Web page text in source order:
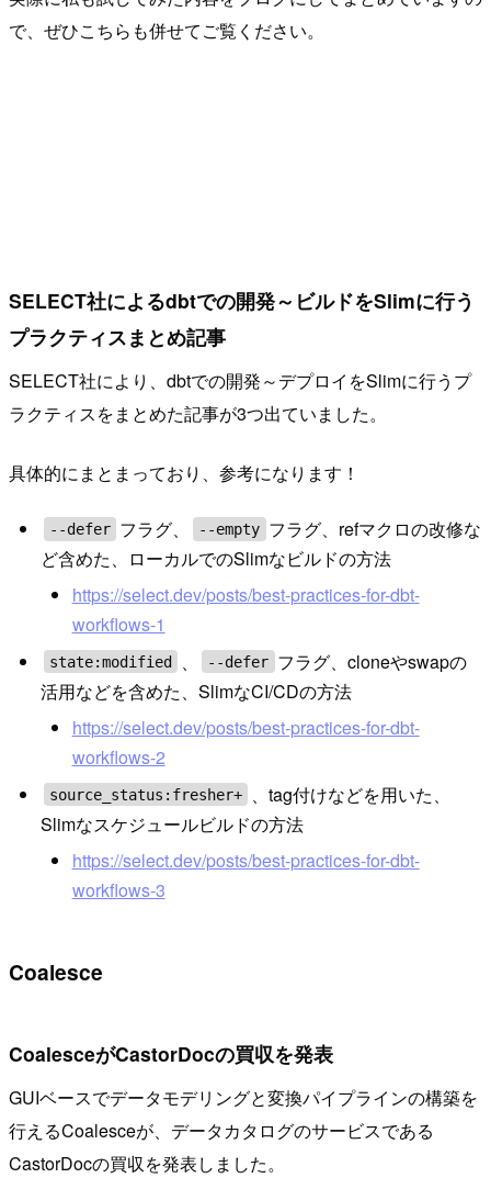
で、ぜひこちらも併せてご覧ください。
SELECT社によるdbtでの開発～ビルドをSlimに行う
プラクティスまとめ記事
SELECT社により、dbtでの開発～デプロイをSlimに行うプ
ラクティスをまとめた記事が3つ出ていました。
具体的にまとまっており、参考になります！
--defer フラグ、 --empty フラグ、refマクロの改修な
ど含めた、ローカルでのSlimなビルドの方法
https://select.dev/posts/best-practices-for-dbt-
workflows-1
state:modified 、 --defer フラグ、cloneやswapの
活用などを含めた、SlimなCI/CDの方法
https://select.dev/posts/best-practices-for-dbt-
workflows-2
source_status:fresher+
、tag付けなどを用いた、
Slimなスケジュールビルドの方法
https://select.dev/posts/best-practices-for-dbt-
workflows-3
Coalesce
CoalesceがCastorDocの買収を発表
GUIベースでデータモデリングと変換パイプラインの構築を
行えるCoalesceが、データカタログのサービスである
CastorDocの買収を発表しました。